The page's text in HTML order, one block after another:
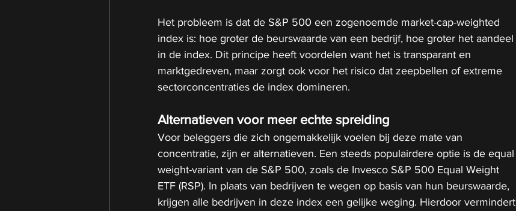
Het probleem is dat de S&P 500 een zogenoemde market-cap-weighted
index is: hoe groter de beurswaarde van een bedrijf, hoe groter het aandeel
in de index. Dit principe heeft voordelen want het is transparant en
marktgedreven, maar zorgt ook voor het risico dat zeepbellen of extreme
sectorconcentraties de index domineren.
Alternatieven voor meer echte spreiding
Voor beleggers die zich ongemakkelijk voelen bij deze mate van
concentratie, zijn er alternatieven. Een steeds populairdere optie is de equal
weight-variant van de S&P 500, zoals de Invesco S&P 500 Equal Weight
ETF (RSP). In plaats van bedrijven te wegen op basis van hun beurswaarde,
krijgen alle bedrijven in deze index een gelijke weging. Hierdoor vermindert